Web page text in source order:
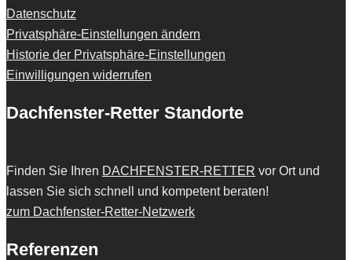
Datenschutz
Privatsphäre-Einstellungen ändern
Historie der Privatsphäre-Einstellungen
Einwilligungen widerrufen
Dachfenster-Retter Standorte
Finden Sie Ihren DACHFENSTER-RETTER vor Ort und
lassen Sie sich schnell und kompetent beraten!
zum Dachfenster-Retter-Netzwerk
Referenzen